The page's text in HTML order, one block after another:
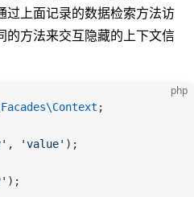
过上面记录的数据检索方法访
的方法来交互隐藏的上下文信
php
Context ;
, 'value' );
);